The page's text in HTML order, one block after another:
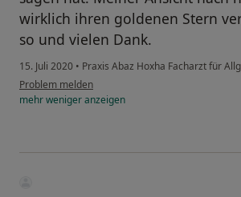
wirklich ihren goldenen Stern
so und vielen Dank.
15. Juli 2020 • Praxis Abaz Hoxha Facharzt für
Problem melden
mehrwenigeranzeigen